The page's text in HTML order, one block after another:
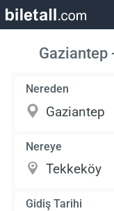
Gaziantep
Nereden
Nereye
Gidiş Tarihi